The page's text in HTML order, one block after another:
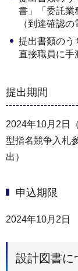
書」「委託業
（到達確認の
提出書類のう
直接職員に手
提出期間
2024年10月2日
型指名競争入札
出）
申込期限
2024年10月2日
設計図書に